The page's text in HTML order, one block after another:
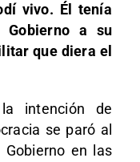
vivo. Él tenía
Gobierno a su
que diera el
intención de
se paró al
en las